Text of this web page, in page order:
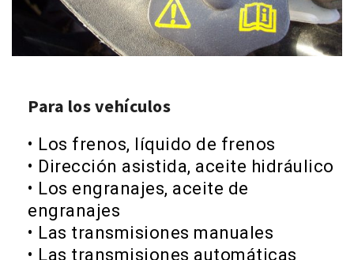
Para los vehículos
• Los frenos, líquido de frenos
• Dirección asistida, aceite hidráulico
• Los engranajes, aceite de
engranajes
• Las transmisiones manuales
• Las transmisiones automáticas